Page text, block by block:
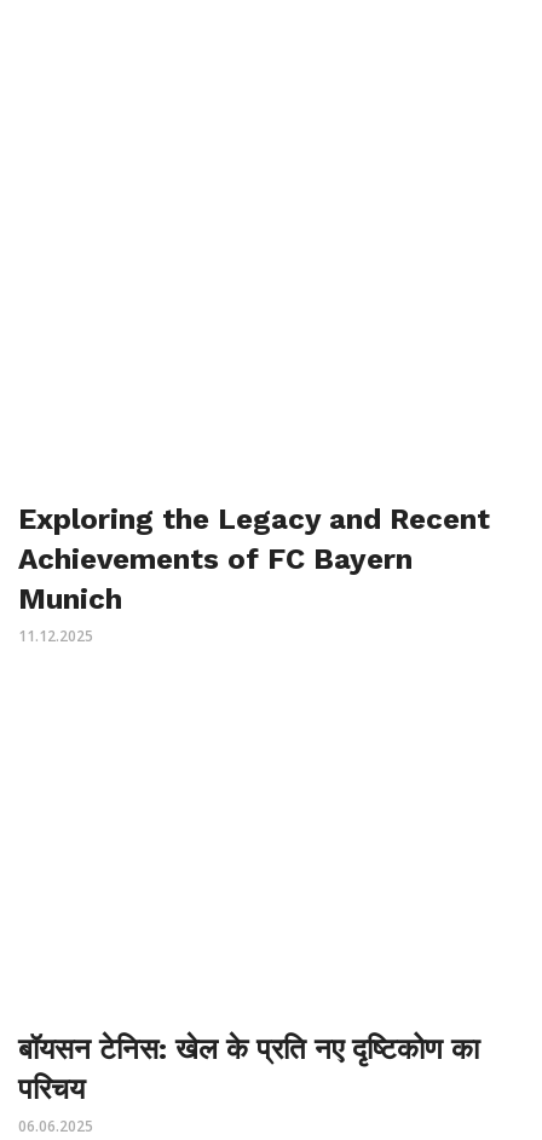
Exploring the Legacy and Recent
Achievements of FC Bayern
Munich
11.12.2025
बॉयसन टेनिस: खेल के प्रति नए दृष्टिकोण का
परिचय
06.06.2025